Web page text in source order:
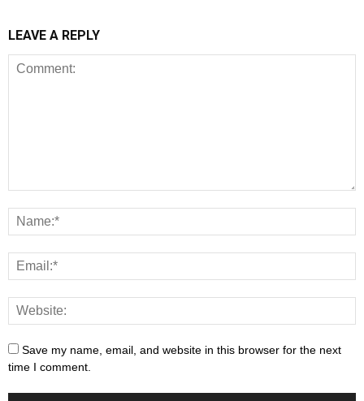
LEAVE A REPLY
Save my name, email, and website in this browser for the next
time I comment.